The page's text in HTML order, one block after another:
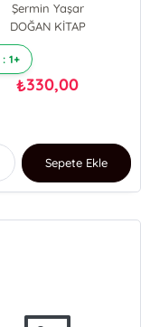
Şermin Yaşar
DOĞAN KİTAP
1+
₺330,00
Sepete Ekle